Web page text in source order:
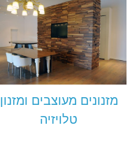
מזנונים מעוצבים ומזנון
טלויזיה